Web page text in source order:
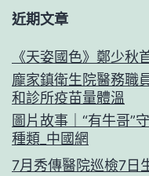
近期文章
《天姿國色》鄭少秋
龐家鎮衛生院醫務職
和診所疫苗量體溫
圖片故事｜“有牛哥”
種類_中國網
7月秀傳醫院巡檢7日